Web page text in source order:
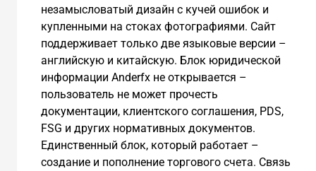
незамысловатый дизайн с кучей ошибок и
купленными на стоках фотографиями. Сайт
поддерживает только две языковые версии –
английскую и китайскую. Блок юридической
информации Аnderfx не открывается –
пользователь не может прочесть
документации, клиентского соглашения, PDS,
FSG и других нормативных документов.
Единственный блок, который работает –
создание и пополнение торгового счета. Связь